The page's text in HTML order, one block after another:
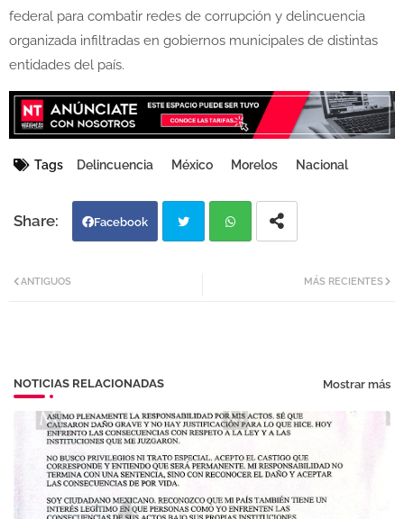
federal para combatir redes de corrupción y delincuencia
organizada infiltradas en gobiernos municipales de distintas
entidades del país.
Tags Delincuencia México Morelos Nacional
Facebook
MÁS RECIENTES
ANTIGUOS
NOTICIAS RELACIONADAS Mostrar más